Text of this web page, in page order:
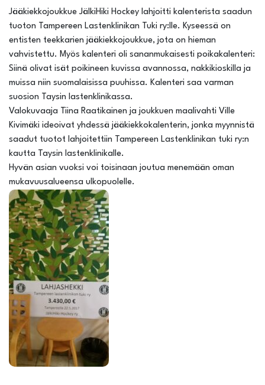
Jääkiekkojoukkue JälkiHiki Hockey lahjoitti kalenterista saadun
tuoton Tampereen Lastenklinikan Tuki ry:lle. Kyseessä on
entisten teekkarien jääkiekkojoukkue, jota on hieman
vahvistettu. Myös kalenteri oli sananmukaisesti poikakalenteri:
Siinä olivat isät poikineen kuvissa avannossa, nakkikioskilla ja
muissa niin suomalaisissa puuhissa. Kalenteri saa varman
suosion Taysin lastenklinikassa.
Valokuvaaja Tiina Raatikainen ja joukkuen maalivahti Ville
Kivimäki ideoivat yhdessä jääkiekkokalenterin, jonka myynnistä
saadut tuotot lahjoitettiin Tampereen Lastenklinikan tuki ry:n
kautta Taysin lastenklinikalle.
Hyvän asian vuoksi voi toisinaan joutua menemään oman
mukavuusalueensa ulkopuolelle.